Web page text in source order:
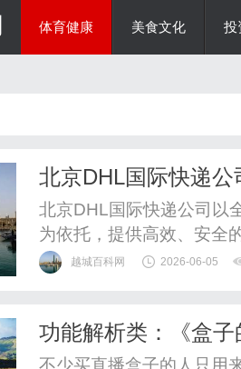
体育健康 美食文化 投
北京DHL国际快递
析
北京DHL国际快递公司以
为依托，提供高效、安全
越城百科网 2026-06-05
功能解析类：《盒子
样用》
不少买直播盒子的人只用